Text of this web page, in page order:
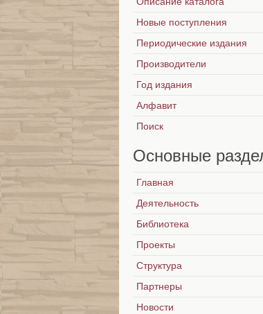
Новые поступления
Периодические издания
Производители
Год издания
Алфавит
Поиск
Основные
Главная
Деятельность
Библиотека
Проекты
Структура
Партнеры
Новости